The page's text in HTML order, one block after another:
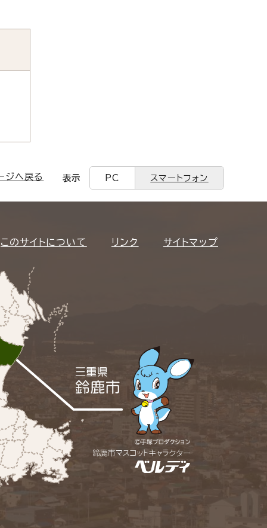
ジへ戻る 表示 PC スマートフォン
このサイトについて リンク サイトマップ